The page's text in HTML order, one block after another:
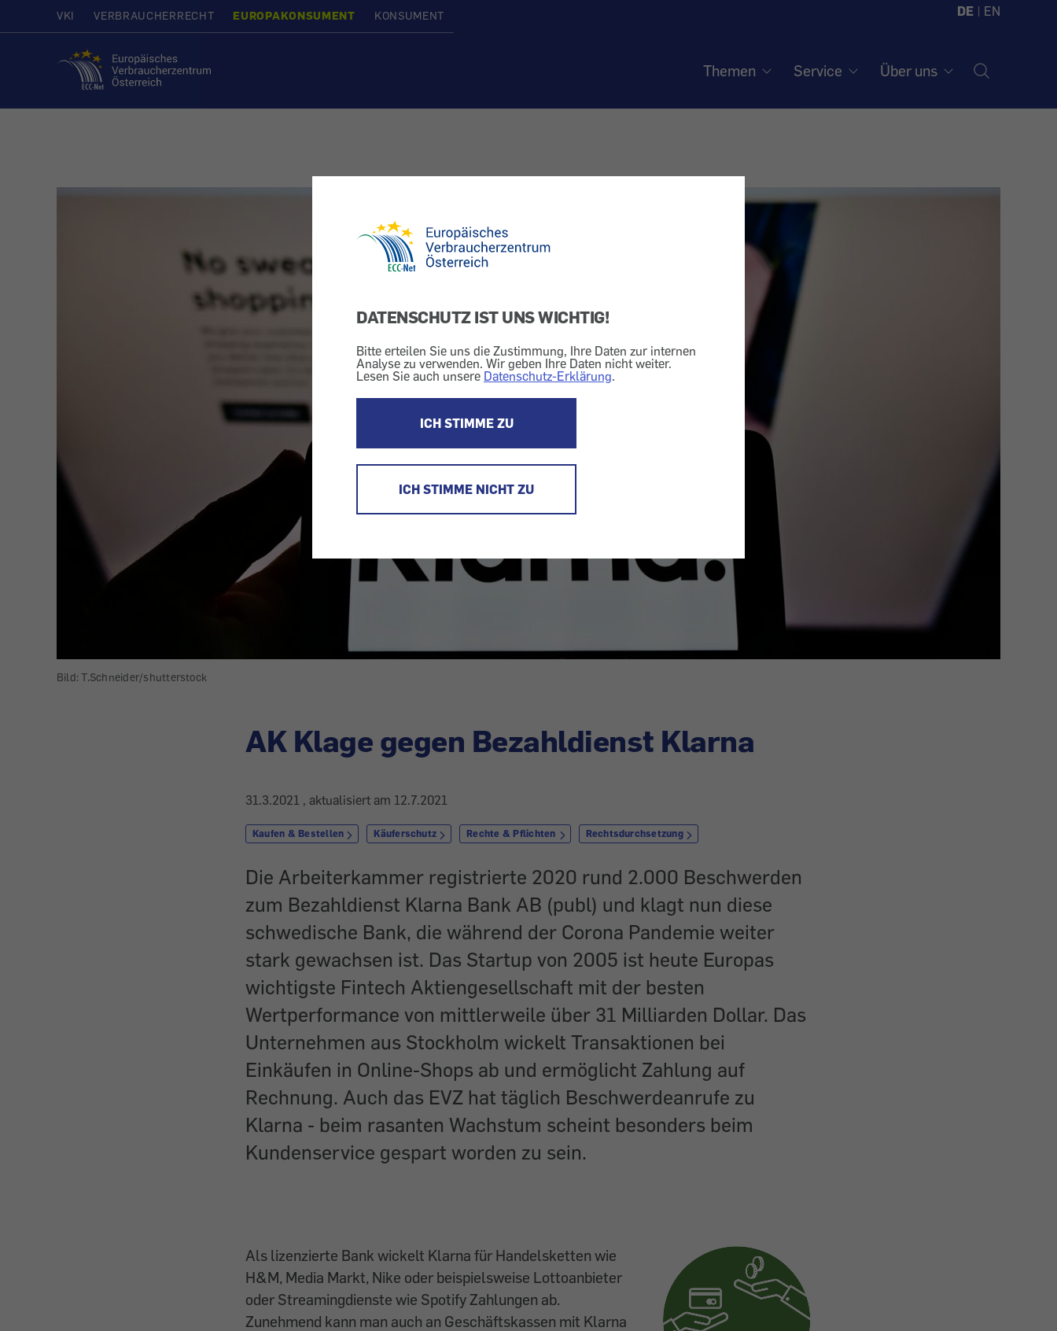
DATENSCHUTZ IST UNS WICHTIG!
Bitte erteilen Sie uns die Zustimmung, Ihre Daten zur internen
Analyse zu verwenden. Wir geben Ihre Daten nicht weiter.
Lesen Sie auch unsere Datenschutz-Erklärung.
ICH STIMME ZU
ICH STIMME NICHT ZU
VKI VERBRAUCHERRECHT EUROPAKONSUMENT KONSUMENT DE | EN
Startseite
Themen Service Über uns
Bild: T.Schneider/shutterstock
AK Klage gegen Bezahldienst Klarna
31.3.2021 , aktualisiert am 12.7.2021
Kaufen & Bestellen Käuferschutz Rechte & Pflichten Rechtsdurchsetzung
Die Arbeiterkammer registrierte 2020 rund 2.000 Beschwerden
zum Bezahldienst Klarna Bank AB (publ) und klagt nun diese
schwedische Bank, die während der Corona Pandemie weiter
stark gewachsen ist. Das Startup von 2005 ist heute Europas
wichtigste Fintech Aktiengesellschaft mit der besten
Wertperformance von mittlerweile über 31 Milliarden Dollar. Das
Unternehmen aus Stockholm wickelt Transaktionen bei
Einkäufen in Online-Shops ab und ermöglicht Zahlung auf
Rechnung. Auch das EVZ hat täglich Beschwerdeanrufe zu
Klarna - beim rasanten Wachstum scheint besonders beim
Kundenservice gespart worden zu sein.
Als lizenzierte Bank wickelt Klarna für Handelsketten wie
H&M, Media Markt, Nike oder beispielsweise Lottoanbieter
oder Streamingdienste wie Spotify Zahlungen ab.
Zunehmend kann man auch an Geschäftskassen mit Klarna